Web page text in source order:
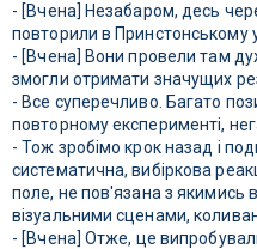
- [Вчена] Незабаром, десь
повторили в Принстонському
- [Вчена] Вони провели там
змогли отримати значущих
- Все суперечливо. Багато
повторному експерименті,
- Тож зробімо крок назад і
систематична, вибіркова
поле, не пов'язана з якимись
візуальними сценами,
- [Вчена] Отже, це